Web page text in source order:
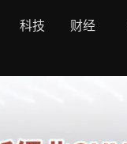
科技 财经